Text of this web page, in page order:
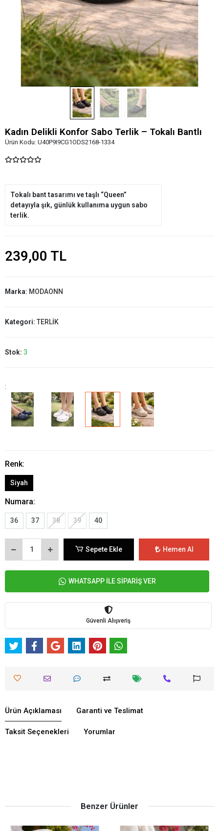
Kadın Delikli Konfor Sabo Terlik – Tokalı Bantlı
Ürün Kodu: U40P9I9CG1ODS2168-1334
Tokalı bant tasarımı ve taşlı “Queen”
detayıyla şık, günlük kullanıma uygun sabo
terlik.
239,00 TL
Marka: MODAONN
Kategori: TERLİK
Stok: 3
:
Renk:
Siyah
Numara:
36 37 38 39 40
Sepete Ekle Hemen Al
WHATSAPP İLE SİPARİŞ VER
Güvenli Alışveriş
Ürün Açıklaması Garanti ve Teslimat
Taksit Seçenekleri Yorumlar
Benzer Ürünler